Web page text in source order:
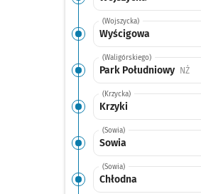
(Wojszycka)
Wyścigowa
(Waligórskiego)
Park Południowy NŻ
(Krzycka)
Krzyki
(Sowia)
Sowia
(Sowia)
Chłodna